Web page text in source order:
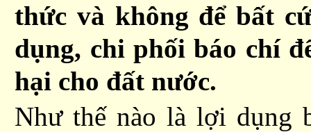
thức và không để bất
dụng, chi phối báo chí
hại cho đất nước.
Như thế nào là lợi dụng